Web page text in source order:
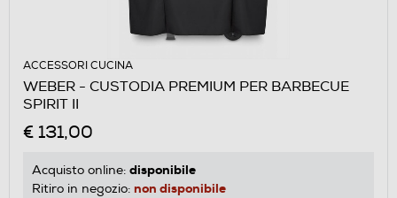
ACCESSORI CUCINA
WEBER - CUSTODIA PREMIUM PER BARBECUE
SPIRIT II
€ 131,00
Acquisto online: disponibile
Ritiro in negozio: non disponibile